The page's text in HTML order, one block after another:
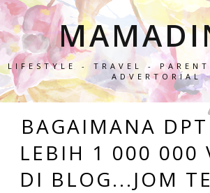
LIFESTYLE - TRAVEL -
ADVERTORIAL
BAGAIMANA
LEBIH 1 000 000
DI BLOG...JOM